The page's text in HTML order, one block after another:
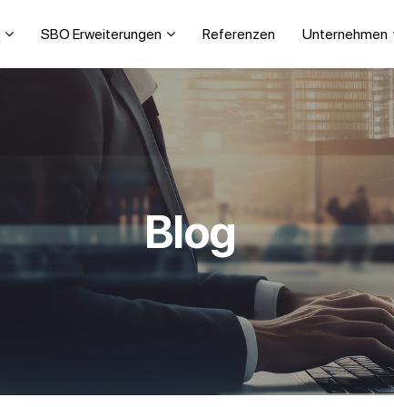
SBO Erweiterungen Referenzen Unternehmen
Blog